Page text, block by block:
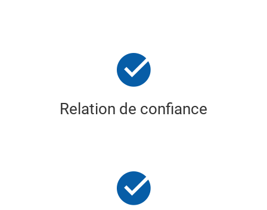
Relation de confiance